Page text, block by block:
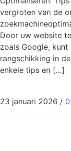
vergroten van de
Door uw website
zoals Google,
rangschikking in
enkele tips en […]
23 januari 2026 /